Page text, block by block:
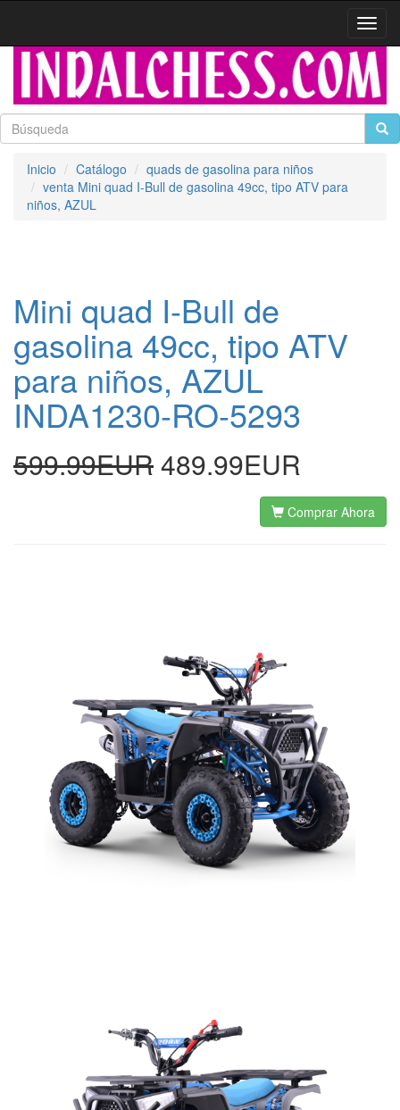
Inicio Catálogo
quads de gasolina para niños
venta Mini quad I-Bull de gasolina 49cc, tipo ATV para
niños, AZUL
Mini quad I-Bull de
gasolina 49cc, tipo ATV
para niños, AZUL
INDA1230-RO-5293
599.99EUR489.99EUR
Comprar Ahora